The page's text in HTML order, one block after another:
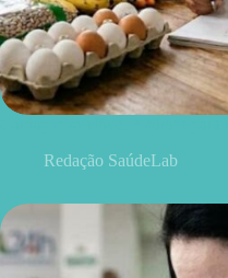
Redação SaúdeLab